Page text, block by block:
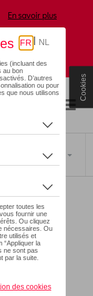
En savoir plus
>Accessoires
Cookies